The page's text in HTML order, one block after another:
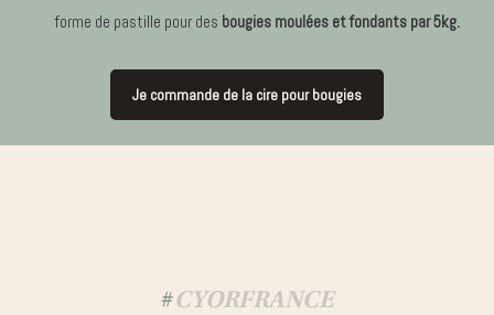
forme de pastille pour des bougies moulées et fondants par 5kg.
Je commande de la cire pour bougies
#CYORFRANCE